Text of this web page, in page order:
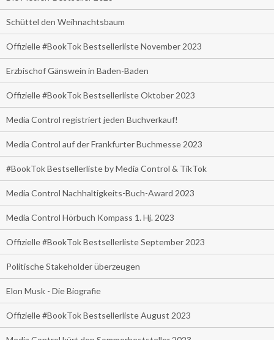
Schüttel den Weihnachtsbaum
Offizielle #BookTok Bestsellerliste November 2023
Erzbischof Gänswein in Baden-Baden
Offizielle #BookTok Bestsellerliste Oktober 2023
Media Control registriert jeden Buchverkauf!
Media Control auf der Frankfurter Buchmesse 2023
#BookTok Bestsellerliste by Media Control & TikTok
Media Control Nachhaltigkeits-Buch-Award 2023
Media Control Hörbuch Kompass 1. Hj. 2023
Offizielle #BookTok Bestsellerliste September 2023
Politische Stakeholder überzeugen
Elon Musk - Die Biografie
Offizielle #BookTok Bestsellerliste August 2023